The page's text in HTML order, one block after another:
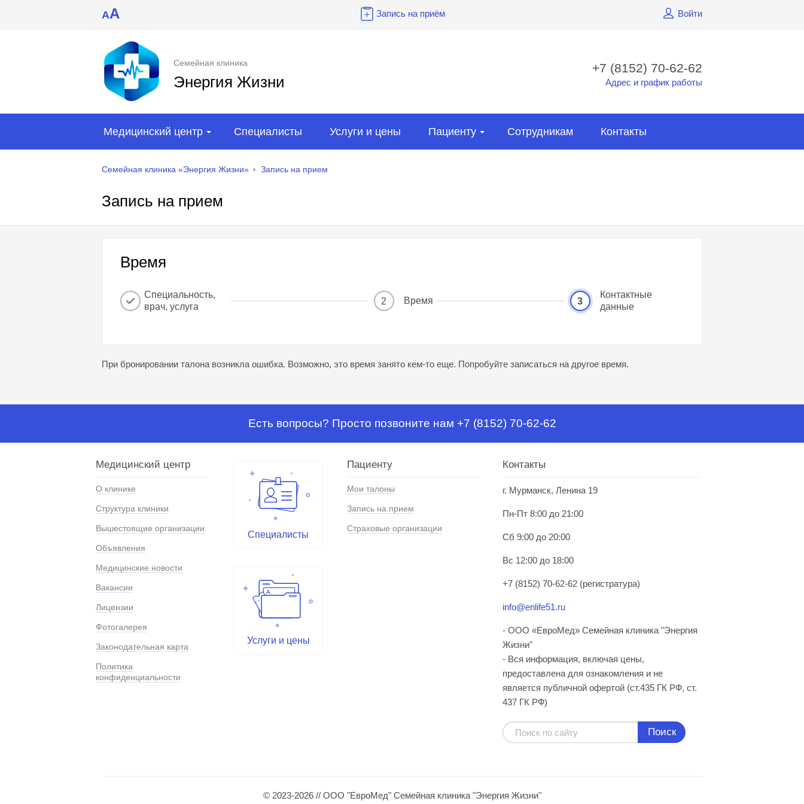
AA Запись на приём Войти
Семейная клиника
Энергия Жизни
+7 (8152) 70-62-62
Адрес и график работы
Медицинский центр Специалисты Услуги и цены Пациенту Сотрудникам Контакты
Семейная клиника «Энергия Жизни» Запись на прием
Запись на прием
Время
Специальность,
врач, услуга
2 Время 3
Контактные
данные
При бронировании талона возникла ошибка. Возможно, это время занято кем-то еще. Попробуйте записаться на другое время.
Есть вопросы? Просто позвоните нам +7 (8152) 70-62-62
Медицинский центр
О клинике
Структура клиники
Вышестоящие организации
Объявления
Медицинские новости
Вакансии
Лицензии
Фотогалерея
Законодательная карта
Политика
конфиденциальности
Специалисты
Услуги и цены
Пациенту
Мои талоны
Запись на прием
Страховые организации
Контакты
г. Мурманск, Ленина 19
Пн-Пт 8:00 до 21:00
Сб 9:00 до 20:00
Вс 12:00 до 18:00
+7 (8152) 70-62-62 (регистратура)
info@enlife51.ru
- ООО «ЕвроМед» Семейная клиника "Энергия
Жизни"
- Вся информация, включая цены,
предоставлена для ознакомления и не
является публичной офертой (ст.435 ГК РФ, cт.
437 ГК РФ)
Поиск
© 2023-2026 // ООО "ЕвроМед" Семейная клиника "Энергия Жизни"